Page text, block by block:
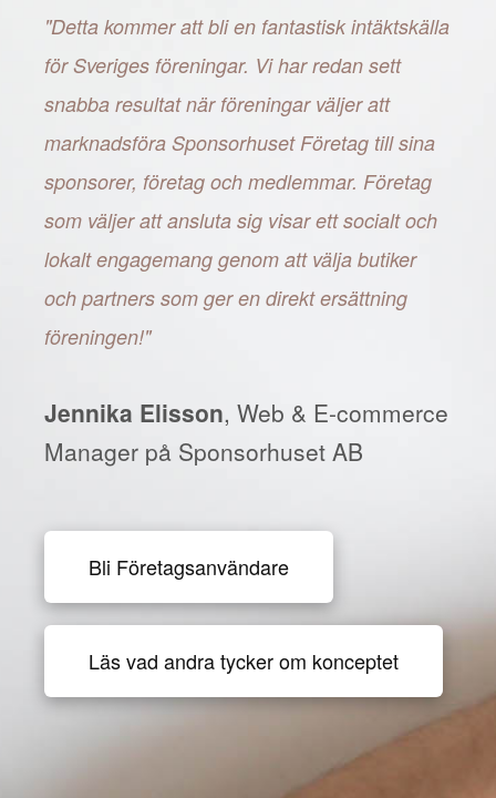
"Detta kommer att bli en fantastisk intäktskälla
för Sveriges föreningar. Vi har redan sett
snabba resultat när föreningar väljer att
marknadsföra Sponsorhuset Företag till sina
sponsorer, företag och medlemmar. Företag
som väljer att ansluta sig visar ett socialt och
lokalt engagemang genom att välja butiker
och partners som ger en direkt ersättning
föreningen!"
Jennika Elisson, Web & E-commerce
Manager på Sponsorhuset AB
Bli Företagsanvändare
Läs vad andra tycker om konceptet